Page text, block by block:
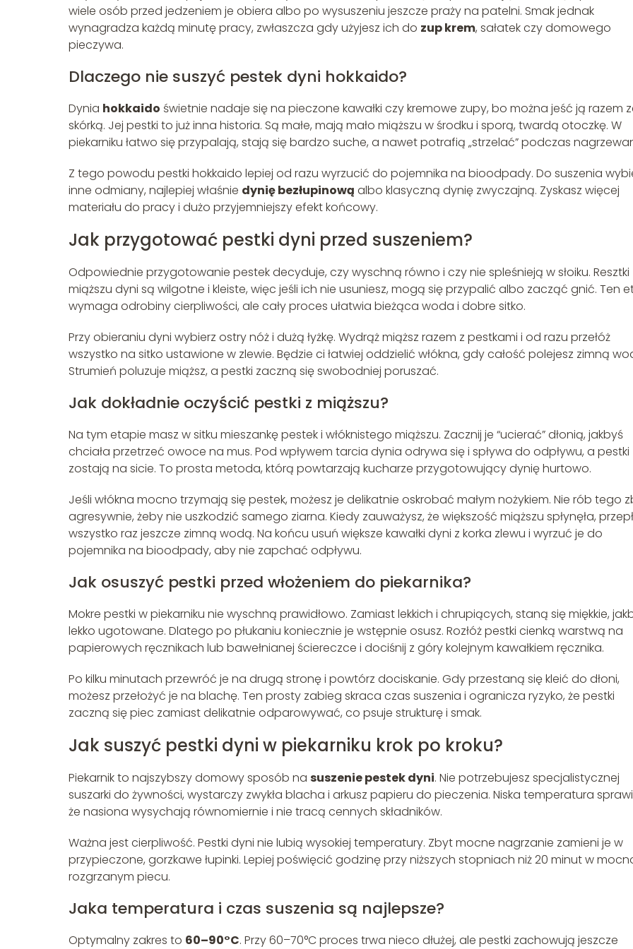
wiele osób przed jedzeniem je obiera albo po wysuszeniu jeszcze praży na patelni. Smak jednak
wynagradza każdą minutę pracy, zwłaszcza gdy użyjesz ich do zup krem, sałatek czy domowego
pieczywa.
Dlaczego nie suszyć pestek dyni hokkaido?
Dynia hokkaido świetnie nadaje się na pieczone kawałki czy kremowe zupy, bo można jeść ją razem
skórką. Jej pestki to już inna historia. Są małe, mają mało miąższu w środku i sporą, twardą otoczkę. W
piekarniku łatwo się przypalają, stają się bardzo suche, a nawet potrafią „strzelać” podczas
Z tego powodu pestki hokkaido lepiej od razu wyrzucić do pojemnika na bioodpady. Do suszenia
inne odmiany, najlepiej właśnie dynię bezłupinową albo klasyczną dynię zwyczajną. Zyskasz więcej
materiału do pracy i dużo przyjemniejszy efekt końcowy.
Jak przygotować pestki dyni przed suszeniem?
Odpowiednie przygotowanie pestek decyduje, czy wyschną równo i czy nie spleśnieją w słoiku. Resztki
miąższu dyni są wilgotne i kleiste, więc jeśli ich nie usuniesz, mogą się przypalić albo zacząć gnić. Ten
wymaga odrobiny cierpliwości, ale cały proces ułatwia bieżąca woda i dobre sitko.
Przy obieraniu dyni wybierz ostry nóż i dużą łyżkę. Wydrąż miąższ razem z pestkami i od razu przełóż
wszystko na sitko ustawione w zlewie. Będzie ci łatwiej oddzielić włókna, gdy całość polejesz zimną
Strumień poluzuje miąższ, a pestki zaczną się swobodniej poruszać.
Jak dokładnie oczyścić pestki z miąższu?
Na tym etapie masz w sitku mieszankę pestek i włóknistego miąższu. Zacznij je “ucierać” dłonią, jakbyś
chciała przetrzeć owoce na mus. Pod wpływem tarcia dynia odrywa się i spływa do odpływu, a pestki
zostają na sicie. To prosta metoda, którą powtarzają kucharze przygotowujący dynię hurtowo.
Jeśli włókna mocno trzymają się pestek, możesz je delikatnie oskrobać małym nożykiem. Nie rób tego
agresywnie, żeby nie uszkodzić samego ziarna. Kiedy zauważysz, że większość miąższu spłynęła,
wszystko raz jeszcze zimną wodą. Na końcu usuń większe kawałki dyni z korka zlewu i wyrzuć je do
pojemnika na bioodpady, aby nie zapchać odpływu.
Jak osuszyć pestki przed włożeniem do piekarnika?
Mokre pestki w piekarniku nie wyschną prawidłowo. Zamiast lekkich i chrupiących, staną się miękkie,
lekko ugotowane. Dlatego po płukaniu koniecznie je wstępnie osusz. Rozłóż pestki cienką warstwą na
papierowych ręcznikach lub bawełnianej ściereczce i dociśnij z góry kolejnym kawałkiem ręcznika.
Po kilku minutach przewróć je na drugą stronę i powtórz dociskanie. Gdy przestaną się kleić do dłoni,
możesz przełożyć je na blachę. Ten prosty zabieg skraca czas suszenia i ogranicza ryzyko, że pestki
zaczną się piec zamiast delikatnie odparowywać, co psuje strukturę i smak.
Jak suszyć pestki dyni w piekarniku krok po kroku?
Piekarnik to najszybszy domowy sposób na suszenie pestek dyni. Nie potrzebujesz specjalistycznej
suszarki do żywności, wystarczy zwykła blacha i arkusz papieru do pieczenia. Niska temperatura
że nasiona wysychają równomiernie i nie tracą cennych składników.
Ważna jest cierpliwość. Pestki dyni nie lubią wysokiej temperatury. Zbyt mocne nagrzanie zamieni je w
przypieczone, gorzkawe łupinki. Lepiej poświęcić godzinę przy niższych stopniach niż 20 minut w
rozgrzanym piecu.
Jaka temperatura i czas suszenia są najlepsze?
Optymalny zakres to 60–90°C. Przy 60–70°C proces trwa nieco dłużej, ale pestki zachowują jeszcze